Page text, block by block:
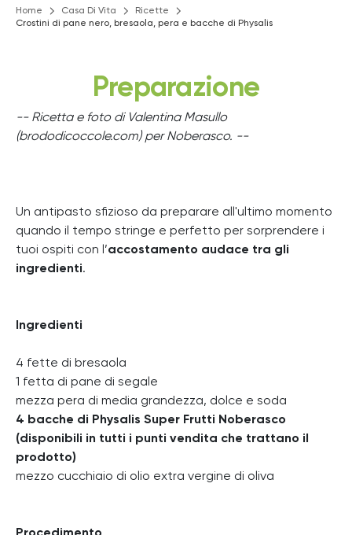
Home Casa Di Vita
Ricette
Crostini di pane nero, bresaola, pera e bacche di Physalis
Preparazione
-- Ricetta e foto di Valentina Masullo
(brododicoccole.com) per Noberasco. --
Un antipasto sfizioso da preparare all'ultimo momento
quando il tempo stringe e perfetto per sorprendere i
tuoi ospiti con l’accostamento audace tra gli
ingredienti.
Ingredienti
4 fette di bresaola
1 fetta di pane di segale
mezza pera di media grandezza, dolce e soda
4 bacche di Physalis Super Frutti Noberasco
(disponibili in tutti i punti vendita che trattano il
prodotto)
mezzo cucchiaio di olio extra vergine di oliva